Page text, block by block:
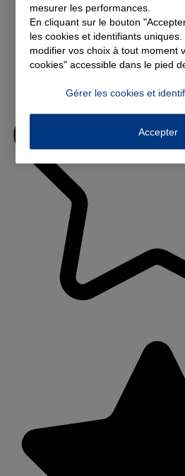
mesurer les performances.
En cliquant sur le bouton
les cookies et identifiants
modifier vos choix à tout moment
cookies" accessible dans le pied
Gérer les cookies et
Accepter